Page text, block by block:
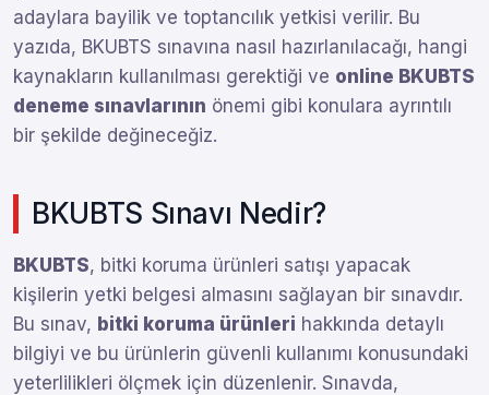
adaylara bayilik ve toptancılık yetkisi verilir. Bu
yazıda, BKUBTS sınavına nasıl hazırlanılacağı, hangi
kaynakların kullanılması gerektiği ve online BKUBTS
deneme sınavlarının önemi gibi konulara ayrıntılı
bir şekilde değineceğiz.
BKUBTS Sınavı Nedir?
BKUBTS, bitki koruma ürünleri satışı yapacak
kişilerin yetki belgesi almasını sağlayan bir sınavdır.
Bu sınav, bitki koruma ürünleri hakkında detaylı
bilgiyi ve bu ürünlerin güvenli kullanımı konusundaki
yeterlilikleri ölçmek için düzenlenir. Sınavda,